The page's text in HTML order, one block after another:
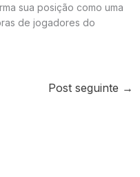
sua posição como uma
de jogadores do
Post seguinte →